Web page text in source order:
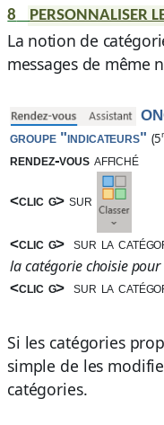
8 PERSONNALISER
La notion de
messages de même
groupe "indicateurs" (5
rendez-vousaffiché
<clic g> sur
<clic g> sur la
la catégorie choisie
<clic g> sur la
Si les catégories
simple de les
catégories.